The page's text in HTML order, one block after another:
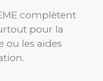
complètent
pour la
ou les aides